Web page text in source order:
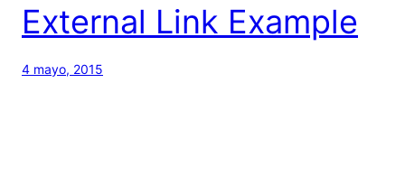
External Link Example
4 mayo, 2015